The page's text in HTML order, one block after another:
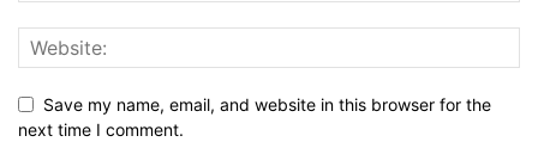
Save my name, email, and website in this browser for the
next time I comment.